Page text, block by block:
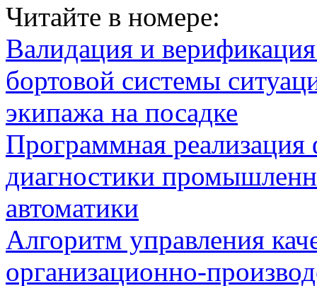
Читайте в номере:
Валидация и
бортовой системы
экипажа на посадке
Программная
диагностики
автоматики
Алгоритм управления
организационно-